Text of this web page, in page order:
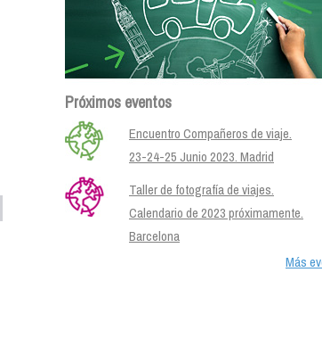
Próximos eventos
Encuentro Compañeros de viaje.
23-24-25 Junio 2023. Madrid
Taller de fotografía de viajes.
Calendario de 2023 próximamente.
Barcelona
Más